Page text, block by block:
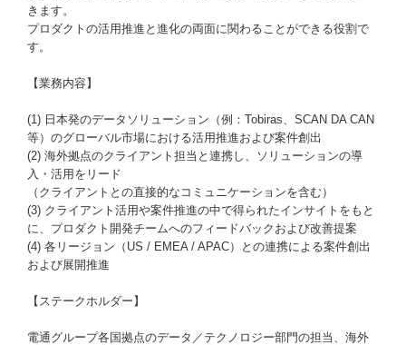
きます。
プロダクトの活用推進と進化の両面に関わることができる役割で
す。
【業務内容】
(1) 日本発のデータソリューション（例：Tobiras、SCAN DA CAN
等）のグローバル市場における活用推進および案件創出
(2) 海外拠点のクライアント担当と連携し、ソリューションの導
入・活用をリード
（クライアントとの直接的なコミュニケーションを含む）
(3) クライアント活用や案件推進の中で得られたインサイトをもと
に、プロダクト開発チームへのフィードバックおよび改善提案
(4) 各リージョン（US / EMEA / APAC）との連携による案件創出
および展開推進
【ステークホルダー】
電通グループ各国拠点のデータ／テクノロジー部門の担当、海外